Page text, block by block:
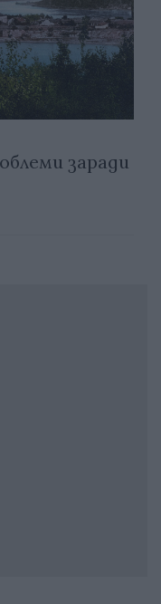
заради